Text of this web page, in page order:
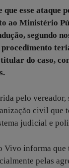
que esse
ao Ministério
segundo
do caso,
pelo
civil que
judicial e
Vivo informa
pelas